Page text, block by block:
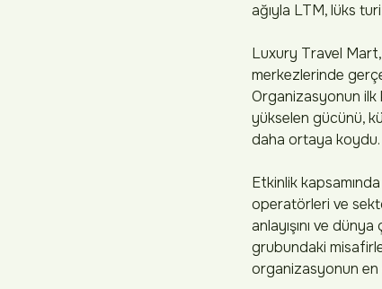
ağıyla LTM, lüks
Luxury Travel
merkezlerinde
Organizasyonun ilk
yükselen gücünü,
daha ortaya koydu.
Etkinlik
operatörleri ve
anlayışını ve
grubundaki
organizasyonun en